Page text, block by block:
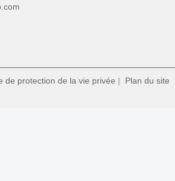
de protection de la vie privée | Plan du site